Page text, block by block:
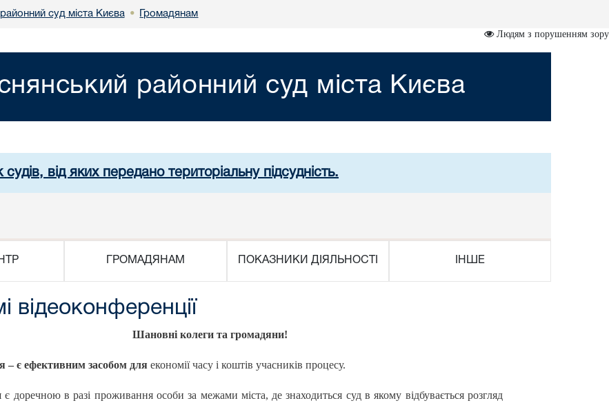
суд міста Києва • Громадянам
Людям з порушенням зору
районний суд міста Києва
судів, від яких передано територіальну підсудність.
ГРОМАДЯНАМ ПОКАЗНИКИ ДІЯЛЬНОСТІ ІНШЕ
відеоконференції
Шановні колеги та громадяни!
– є ефективним засобом для економії часу і коштів учасників процесу.
є доречною в разі проживання особи за межами міста, де знаходиться суд в якому відбувається розгляд